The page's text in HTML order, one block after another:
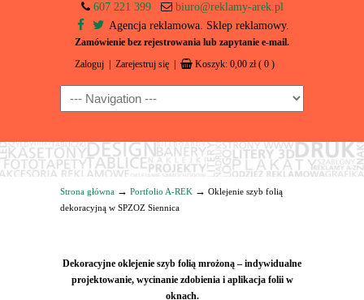
607 221 399
biuro@reklamy-arek.pl
Agencja reklamowa. Sklep reklamowy.
Zamówienie bez rejestrowania lub zapytanie e-mail.
Zaloguj Zarejestruj się Koszyk: 0,00 zł ( 0 )
Navigation
Strona główna → Portfolio A-REK → Oklejenie szyb folią
dekoracyjną w SPZOZ Siennica
Dekoracyjne oklejenie szyb folią mrożoną – indywidualne
projektowanie, wycinanie zdobienia i aplikacja folii w
oknach.